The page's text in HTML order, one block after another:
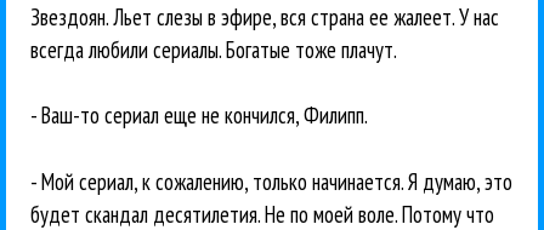
Звездоян. Льет слезы в эфире, вся страна ее жалеет. У нас
всегда любили сериалы. Богатые тоже плачут.
- Ваш-то сериал еще не кончился, Филипп.
- Мой сериал, к сожалению, только начинается. Я думаю, это
будет скандал десятилетия. Не по моей воле. Потому что